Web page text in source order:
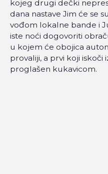
kojeg drugi dečki
dana nastave Jim će se
vođom lokalne bande i
iste noći dogovoriti
u kojem će obojica
provaliji, a prvi koji
proglašen kukavicom.